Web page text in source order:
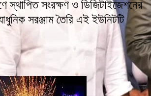
স্থাপিত সংরক্ষণ ও ডিজিটাইজেশনের
সরঞ্জাম তৈরি এই ইউনিটটি